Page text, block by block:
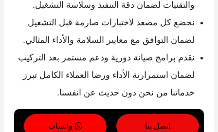
والتقنيات لضمان دقة التنفيذ وسلاسة التشغيل.
نخضع كل مصعد لاختبارات صارمة قبل التشغيل
لضمان التوافق مع معايير السلامة والأداء المثالي.
نقدم برامج صيانة دورية ودعم مستمر بعد التركيب
لضمان استمرارية الأداء ورضا العملاء الكامل تبرز
خدماتنا من نحن دون حديث عن انفسنا.
اتصل بنا واتساب